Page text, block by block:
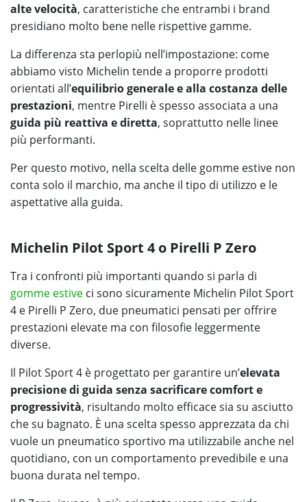
alte velocità, caratteristiche che entrambi i brand
presidiano molto bene nelle rispettive gamme.
La differenza sta perlopiù nell’impostazione: come
abbiamo visto Michelin tende a proporre prodotti
orientati all’equilibrio generale e alla costanza delle
prestazioni, mentre Pirelli è spesso associata a una
guida più reattiva e diretta, soprattutto nelle linee
più performanti.
Per questo motivo, nella scelta delle gomme estive non
conta solo il marchio, ma anche il tipo di utilizzo e le
aspettative alla guida.
Michelin Pilot Sport 4 o Pirelli P Zero
Tra i confronti più importanti quando si parla di
gomme estive ci sono sicuramente Michelin Pilot Sport
4 e Pirelli P Zero, due pneumatici pensati per offrire
prestazioni elevate ma con filosofie leggermente
diverse.
Il Pilot Sport 4 è progettato per garantire un’elevata
precisione di guida senza sacrificare comfort e
progressività, risultando molto efficace sia su asciutto
che su bagnato. È una scelta spesso apprezzata da chi
vuole un pneumatico sportivo ma utilizzabile anche nel
quotidiano, con un comportamento prevedibile e una
buona durata nel tempo.